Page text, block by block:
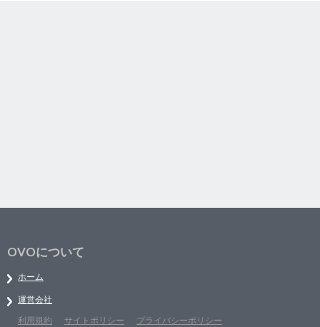
OVOについて
ホーム
運営会社
利用規約
サイトポリシー プライバシーポリシー